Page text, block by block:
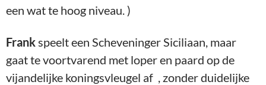
een wat te hoog niveau. )
Frankspeelt een Scheveninger Siciliaan, maar
gaat te voortvarend met loper en paard op de
vijandelijke koningsvleugel af , zonder duidelijke